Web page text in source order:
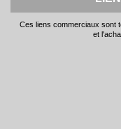
Ces liens commerciaux sont
et